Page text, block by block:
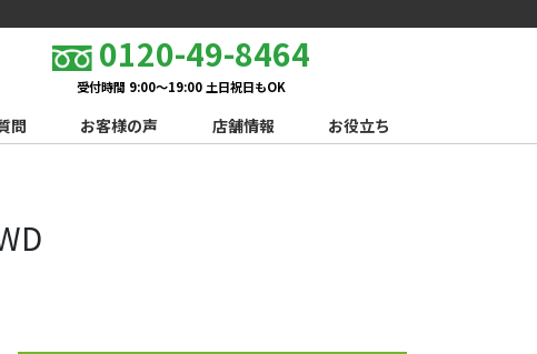
0120-49-8464
受付時間 9:00～19:00 土日祝日もOK
問 お客様の声 店舗情報
お役立ち